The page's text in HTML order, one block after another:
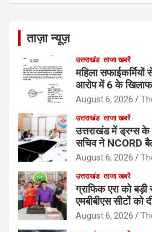
ताज़ा न्यूज़
उत्तराखंड ताजा खबरें
महिला
आरोप में 6 के
August 6, 2026
उत्तराखंड ताजा खबरें
उत्तराखंड में ड्रग्स
सचिव ने NCORD
August 6, 2026
उत्तराखंड ताजा खबरें
ग्राफिक एरा को
एमबीबीएस सीटों को
August 6, 2026